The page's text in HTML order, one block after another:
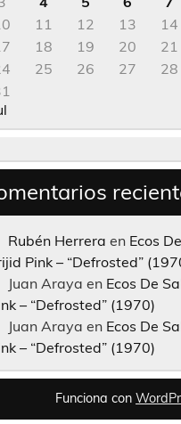
11 12 13 14
18 19 20 21
25 26 27 28
Rubén Herrera en Ecos
Pink – “Defrosted”
Juan Araya en Ecos De
– “Defrosted” (1970)
Juan Araya en Ecos De
– “Defrosted” (1970)
Funciona con